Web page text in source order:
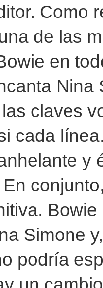
Como
de las
en
Nina
claves
cada
y
Simone
podría